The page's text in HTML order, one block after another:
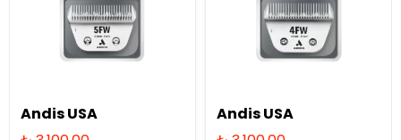
Andis USA
Andis USA